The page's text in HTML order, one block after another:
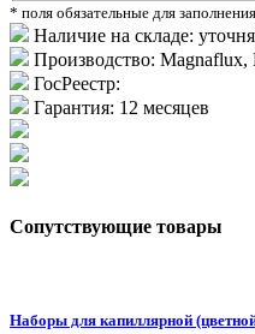
* поля обязательные для заполнения
Наличие на складе:
Производство: Magnaflux,
ГосРеестр:
Гарантия: 12 месяцев
Сопутствующие товары
Наборы для капиллярной